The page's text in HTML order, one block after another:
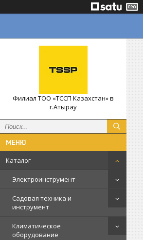
Филиал ТОО «ТССП Казахстан» в
г.Атырау
Каталог
Электроинструмент
Садовая техника и
инструмент
Климатическое
оборудование